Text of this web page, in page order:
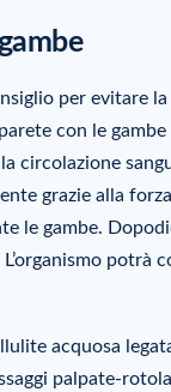
per evitare
con le
circolazione
grazie alla
le gambe.
potrà
acquosa
palpate-